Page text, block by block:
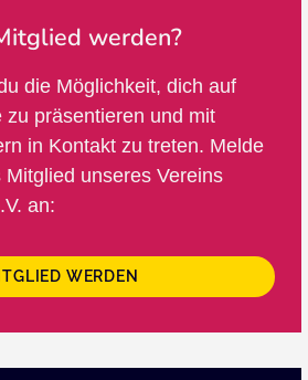
werden?
die Möglichkeit, dich auf
zu präsentieren und mit
in Kontakt zu treten. Melde
unseres Vereins
an:
WERDEN